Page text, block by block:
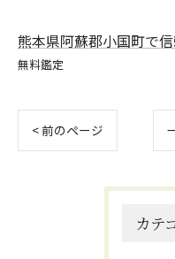
熊本県阿蘇郡小国町で
無料鑑定
< 前のページ
カテ